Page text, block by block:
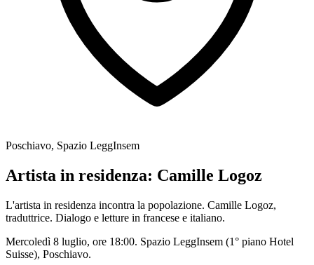
Poschiavo, Spazio LeggInsem
Artista in residenza: Camille Logoz
L'artista in residenza incontra la popolazione. Camille Logoz,
traduttrice. Dialogo e letture in francese e italiano.
Mercoledì 8 luglio, ore 18:00. Spazio LeggInsem (1° piano Hotel
Suisse), Poschiavo.